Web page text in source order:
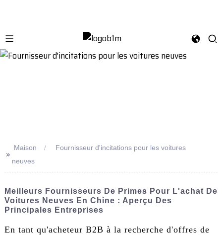
>> Maison
Fournisseur d'incitations pour les voitures
neuves
Meilleurs Fournisseurs De Primes Pour L'achat De
Voitures Neuves En Chine : Aperçu Des
Principales Entreprises
En tant qu'acheteur B2B à la recherche d'offres de